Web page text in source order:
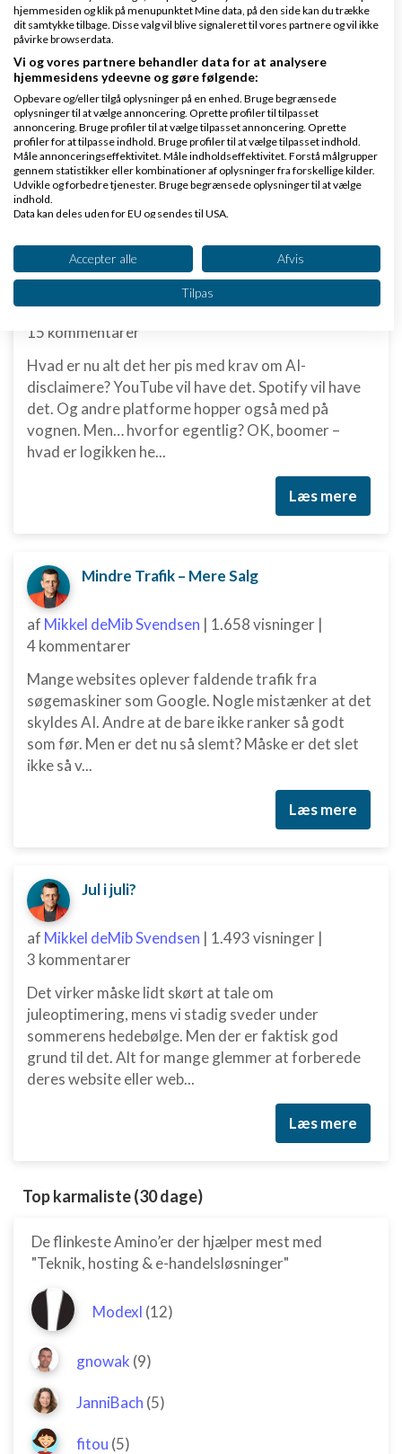
www.saxis.dk
Dinero Regnskabsprogram
Opret nemt og hurtigt fakturaer
Lav gratis bruger på Dinero i dag
www.dinero.dk
Nye ekspertblog-indlæg om E-handel
Hvorfor oplyse om AI?
afMikkel deMib Svendsen|2.342 visninger|
15 kommentarer
Hvad er nu alt det her pis med krav om AI-
disclaimere? YouTube vil have det. Spotify vil have
det. Og andre platforme hopper også med på
vognen. Men… hvorfor egentlig? OK, boomer –
hvad er logikken he...
Læs mere
Mindre Trafik – Mere Salg
af Mikkel deMib Svendsen | 1.658 visninger |
4 kommentarer
Mange websites oplever faldende trafik fra
søgemaskiner som Google. Nogle mistænker at det
skyldes AI. Andre at de bare ikke ranker så godt
som før. Men er det nu så slemt? Måske er det slet
ikke så v...
Læs mere
Jul i juli?
af Mikkel deMib Svendsen | 1.493 visninger |
3 kommentarer
Det virker måske lidt skørt at tale om
juleoptimering, mens vi stadig sveder under
sommerens hedebølge. Men der er faktisk god
grund til det. Alt for mange glemmer at forberede
deres website eller web...
Læs mere
Top karmaliste (30 dage)
De flinkeste Amino’er der hjælper mest med
"Teknik, hosting & e-handelsløsninger"
Modexl (12)
gnowak (9)
JanniBach (5)
fitou (5)
hjemmesiden og klik på menupunktet Mine data, på den side kan du trække
dit samtykke tilbage. Disse valg vil blive signaleret til vores partnere og vil ikke
påvirke browserdata.
Vi og vores partnere behandler data for at analysere
hjemmesidens ydeevne og gøre følgende:
Opbevare og/eller tilgå oplysninger på en enhed. Bruge begrænsede
oplysninger til at vælge annoncering. Oprette profiler til tilpasset
annoncering. Bruge profiler til at vælge tilpasset annoncering. Oprette
profiler for at tilpasse indhold. Bruge profiler til at vælge tilpasset indhold.
Måle annonceringseffektivitet. Måle indholdseffektivitet. Forstå målgrupper
gennem statistikker eller kombinationer af oplysninger fra forskellige kilder.
Udvikle og forbedre tjenester. Bruge begrænsede oplysninger til at vælge
indhold.
Data kan deles uden for EU og sendes til USA.
Se partnerliste (2 IAB-leverandører)
Vi bruger dine data til følgende formål:
IAB's behandlingsformål:
Opbevare og/eller tilgå oplysninger på en
Bruge begrænsede oplysninger til at vælge
Oprette profiler til tilpasset annoncering
Måle annonceringseffektivitet
Måle indholdseffektivitet
Forstå målgrupper gennem statistikker eller
kombinationer af oplysninger fra forskellige
kilder
Udvikle og forbedre tjenester
Bruge begrænsede oplysninger til at vælge
Identificere enheder baseret på aktivt
anmodede oplysninger
Ikke-IAB-behandlingsformål:
Ydeevne
Annoncering / marketing
Accepter alle Afvis
Tilpas